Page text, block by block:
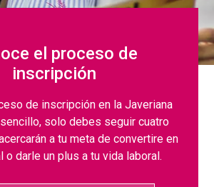
el proceso de
inscripción
de inscripción en la Javeriana
solo debes seguir cuatro
a tu meta de convertire en
o darle un plus a tu vida laboral.